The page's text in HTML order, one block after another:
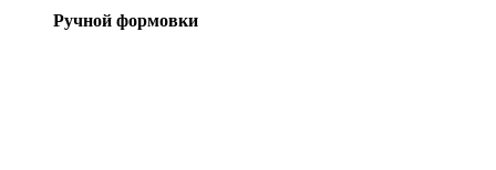
Ручной формовки